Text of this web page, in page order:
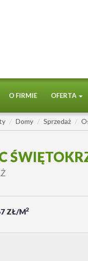
O FIRMIE OFERTA
Domy Sprzedaż
ZŁ/M2